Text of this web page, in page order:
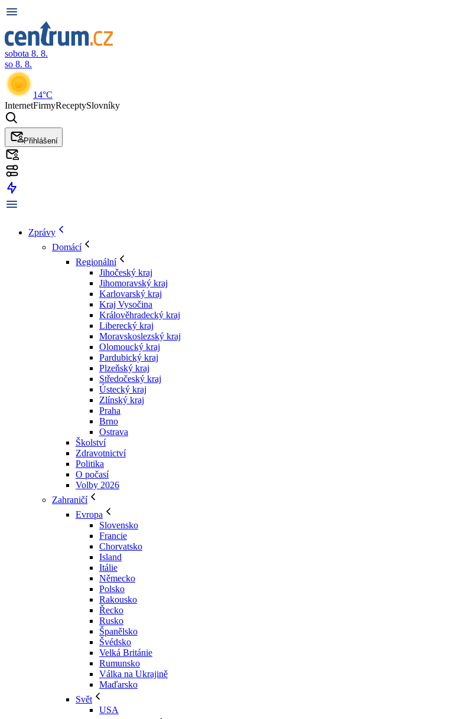
sobota 8. 8.
so 8. 8.
14°C
InternetFirmyReceptySlovníky
Přihlášení
Zprávy
Domácí
Regionální
Jihočeský kraj
Jihomoravský kraj
Karlovarský kraj
Kraj Vysočina
Králověhradecký kraj
Liberecký kraj
Moravskoslezský kraj
Olomoucký kraj
Pardubický kraj
Plzeňský kraj
Středočeský kraj
Ústecký kraj
Zlínský kraj
Praha
Brno
Ostrava
Školství
Zdravotnictví
Politika
O počasí
Volby 2026
Zahraničí
Evropa
Slovensko
Francie
Chorvatsko
Island
Itálie
Německo
Polsko
Rakousko
Řecko
Rusko
Španělsko
Švédsko
Velká Británie
Rumunsko
Válka na Ukrajině
Maďarsko
Svět
USA